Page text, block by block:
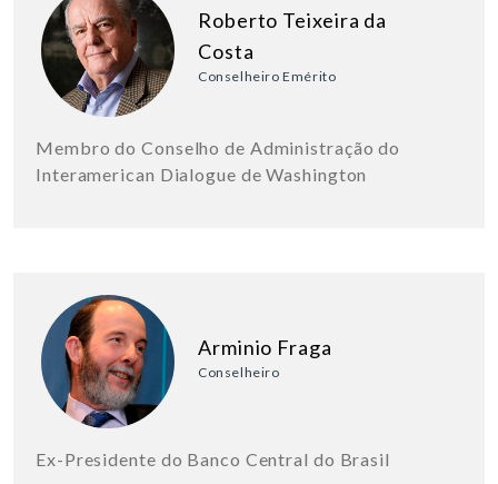
Roberto Teixeira da
Costa
Conselheiro Emérito
Membro do Conselho de Administração do
Interamerican Dialogue de Washington
Arminio Fraga
Conselheiro
Ex-Presidente do Banco Central do Brasil